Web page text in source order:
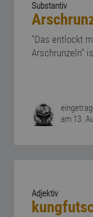
Substantiv
"Das entlockt
Arschrunzeln"
am 13.
Adjektiv